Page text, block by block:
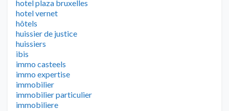
hotel plaza bruxelles
hotel vernet
hôtels
huissier de justice
huissiers
ibis
immo casteels
immo expertise
immobilier
immobilier particulier
immobiliere